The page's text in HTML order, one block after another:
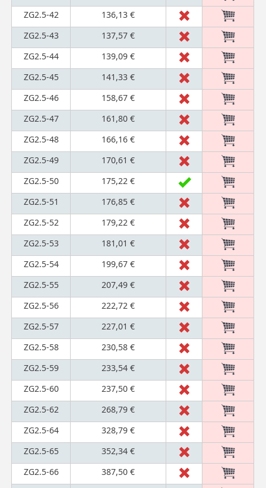
ZG2.5-42
136,13 €
ZG2.5-43
137,57 €
ZG2.5-44
139,09 €
ZG2.5-45
141,33 €
ZG2.5-46
158,67 €
ZG2.5-47
161,80 €
ZG2.5-48
166,16 €
ZG2.5-49
170,61 €
ZG2.5-50
175,22 €
ZG2.5-51
176,85 €
ZG2.5-52
179,22 €
ZG2.5-53
181,01 €
ZG2.5-54
199,67 €
ZG2.5-55
207,49 €
ZG2.5-56
222,72 €
ZG2.5-57
227,01 €
ZG2.5-58
230,58 €
ZG2.5-59
233,54 €
ZG2.5-60
237,50 €
ZG2.5-62
268,79 €
ZG2.5-64
328,79 €
ZG2.5-65
352,34 €
ZG2.5-66
387,50 €